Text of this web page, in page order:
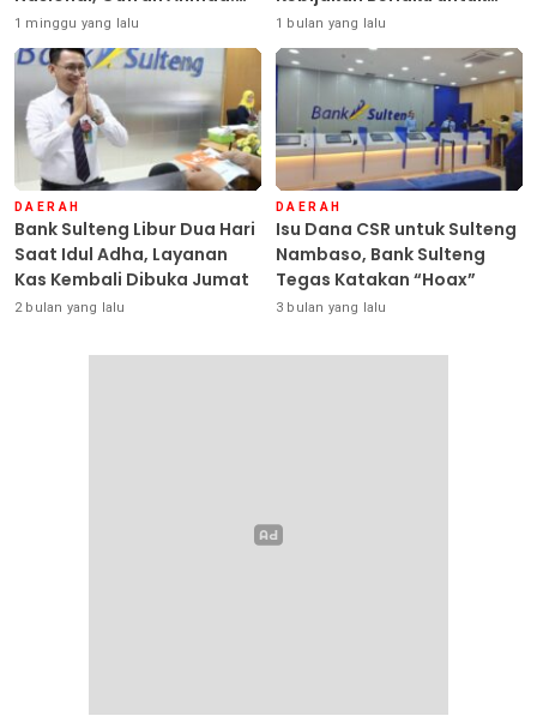
Sulteng Siap Ambil Peran
1 minggu yang lalu
Seluruh Debitur ASN
1 bulan yang lalu
DAERAH
Bank Sulteng Libur Dua Hari
Saat Idul Adha, Layanan
Kas Kembali Dibuka Jumat
2 bulan yang lalu
DAERAH
Isu Dana CSR untuk Sulteng
Nambaso, Bank Sulteng
Tegas Katakan “Hoax”
3 bulan yang lalu